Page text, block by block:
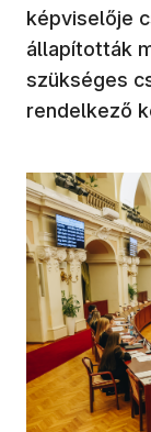
képviselője
állapították
szükséges
rendelkező